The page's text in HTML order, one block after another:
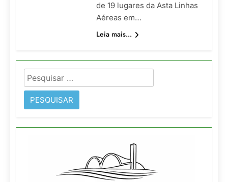
de 19 lugares da Asta Linhas
Aéreas em…
Leia mais...
Pesquisar
por: